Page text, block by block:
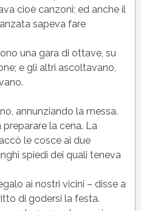
cioè canzoni; ed anche il
sapeva fare
una gara di ottave, su
e gli altri ascoltavano,
annunziando la messa.
la cena. La
le cosce ai due
spiedi dei quali teneva
ai nostri vicini – disse a
di godersi la festa.